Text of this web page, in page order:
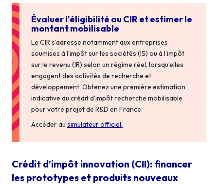
Évaluer l'éligibilité au CIR et estimer le
montant mobilisable
Le CIR s’adresse notamment aux entreprises
soumises à l’impôt sur les sociétés (IS) ou à l’impôt
sur le revenu (IR) selon un régime réel, lorsqu’elles
engagent des activités de recherche et
développement. Obtenez une première estimation
indicative du crédit d’impôt recherche mobilisable
pour votre projet de R&D en France.
Accéder au simulateur officiel.
Crédit d’impôt innovation (CII): financer
les prototypes et produits nouveaux